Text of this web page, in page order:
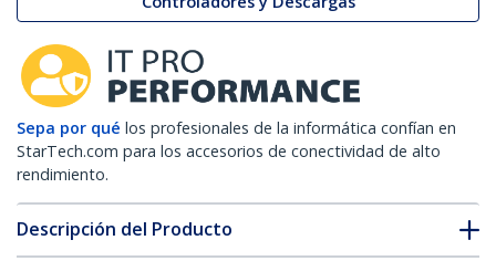
Sepa por qué los profesionales de la informática confían en
StarTech.com para los accesorios de conectividad de alto
rendimiento.
Descripción del Producto